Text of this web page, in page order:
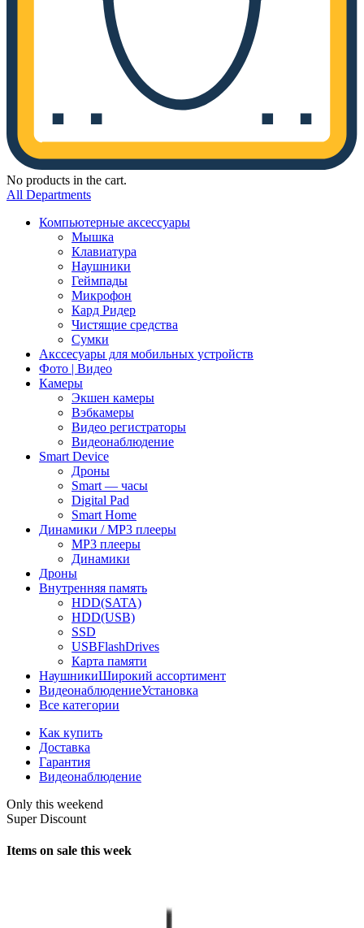
No products in the cart.
All Departments
Компьютерные аксессуары
Мышка
Клавиатура
Наушники
Геймпады
Микрофон
Кард Ридер
Чистящие средства
Сумки
Акссесуары для мобильных устройств
Фото | Видео
Камеры
Экшен камеры
Вэбкамеры
Видео регистраторы
Видеонаблюдение
Smart Device
Дроны
Smart — часы
Digital Pad
Smart Home
Динамики / MP3 плееры
MP3 плееры
Динамики
Дроны
Внутренняя память
HDD(SATA)
HDD(USB)
SSD
USBFlashDrives
Карта памяти
НаушникиШирокий ассортимент
ВидеонаблюдениеУстановка
Все категории
Как купить
Доставка
Гарантия
Видеонаблюдение
Only this weekend
Super Discount
Items on sale this week